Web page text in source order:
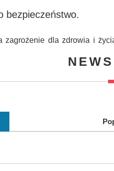
bezpieczeństwo.
zagrożenie dla zdrowia i